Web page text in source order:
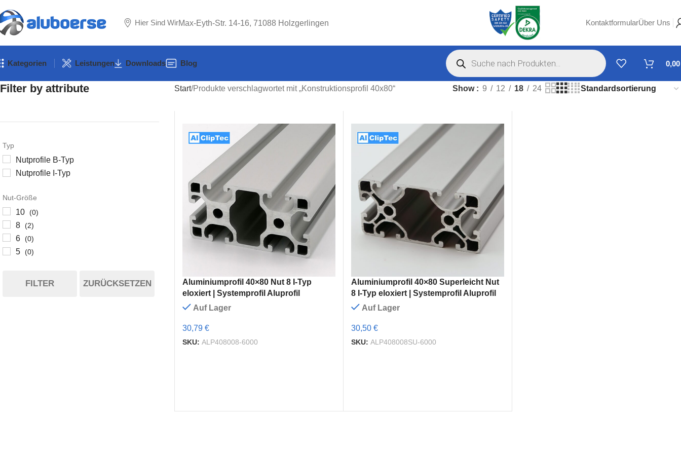
Hier Sind WirMax-Eyth-Str. 14-16, 71088 Holzgerlingen KontaktformularÜber Uns
Kategorien Leistungen Downloads Blog
Filter by attribute
Typ
Nutprofile B-Typ
Nutprofile I-Typ
Nut-Größe
10 (0)
8 (2)
6 (0)
5 (0)
FILTER ZURÜCKSETZEN
Start Produkte verschlagwortet mit „Konstruktionsprofil 40x80“ Show 9 12 18 24
Aluminiumprofil 40×80 Nut 8 I-Typ
eloxiert | Systemprofil Aluprofil
Auf Lager
30,79 €
SKU: ALP408008-6000
Aluminiumprofil 40×80 Superleicht Nut
8 I-Typ eloxiert | Systemprofil Aluprofil
Auf Lager
30,50 €
SKU: ALP408008SU-6000